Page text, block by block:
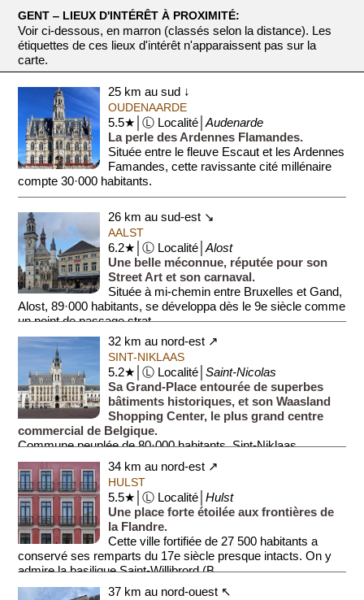
GENT ‒ LIEUX D'INTÉRÊT À PROXIMITÉ:
Voir ci-dessous, en marron (classés selon la distance). Les
étiquettes de ces lieux d'intérêt n'apparaissent pas sur la
carte.
25 km au sud ↓
OUDENAARDE
5.5★│Ⓛ Localité│Audenarde
La perle des Ardennes Flamandes.
Située entre le fleuve Escaut et les Ardennes
Famandes, cette ravissante cité millénaire
compte 30·000 habitants.
Forte de ses anciennes manufactures de tapis...
26 km au sud-est ↘
AALST
6.2★│Ⓛ Localité│Alost
Une belle méconnue, réputée pour son
Street Art et son carnaval.
Située à mi-chemin entre Bruxelles et Gand,
Alost, 89·000 habitants, se développa dès le 9e siècle comme
un point de passage strat...
32 km au nord-est ↗
SINT-NIKLAAS
5.2★│Ⓛ Localité│Saint-Nicolas
Sa Grand-Place entourée de superbes
bâtiments historiques, et son Waasland
Shopping Center, le plus grand centre
commercial de Belgique.
Commune peuplée de 80·000 habitants, Sint-Niklaas
s'organis...
34 km au nord-est ↗
HULST
5.5★│Ⓛ Localité│Hulst
Une place forte étoilée aux frontières de
la Flandre.
Cette ville fortifiée de 27 500 habitants a
conservé ses remparts du 17e siècle presque intacts. On y
admire la basilique Saint-Willibrord (B...
37 km au nord-ouest ↖